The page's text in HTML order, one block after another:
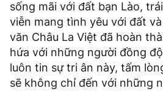
sống mãi với đất bạn Lào,
viễn mang tình yêu với đất
văn Châu La Việt đã hoàn
hứa với những người đồng
luôn tin sự tri ân này, tấm
sẽ không chỉ đến với những